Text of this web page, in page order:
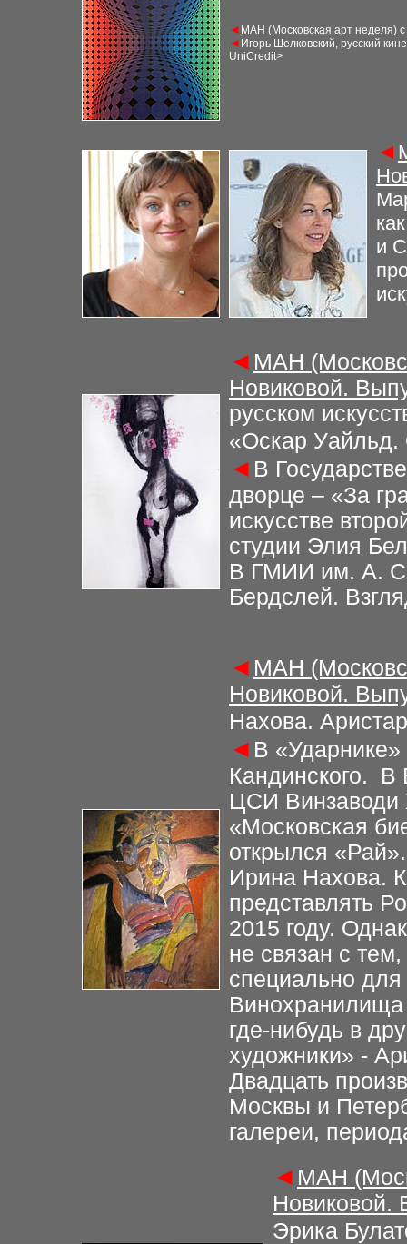
◄ МАН (Московская арт неделя)
◄ Игорь Шелковский, русский
UniCredit>
◄
и
◄ МАН
Новиковой.
русском
«Оскар Уайльд.
◄ В
дворце – «За
искусстве
студии Элия
В ГМИИ им. А.
Бердслей.
◄ МАН
Новиковой.
Нахова.
◄ В
Кандинского.
ЦСИ Винзаводи
«Московская
открылся
Ирина Нахова.
представлять
2015 году.
не связан с
специально
Винохранилища
где-нибудь в
художники» -
Двадцать
Москвы и
галереи,
◄ МАН
Новиковой.
Эрика